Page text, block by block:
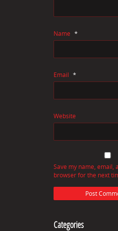
Name *
Email *
Website
Save my name, email,
browser for the next
Categories